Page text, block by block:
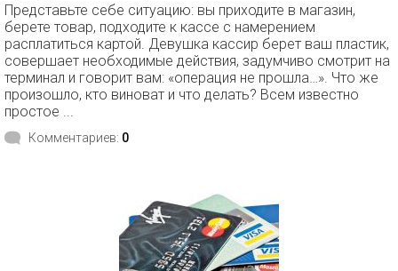
Представьте себе ситуацию: вы приходите в магазин,
берете товар, подходите к кассе с намерением
расплатиться картой. Девушка кассир берет ваш пластик,
совершает необходимые действия, задумчиво смотрит на
терминал и говорит вам: «операция не прошла…». Что же
произошло, кто виноват и что делать? Всем известно
простое ...
Комментариев: 0